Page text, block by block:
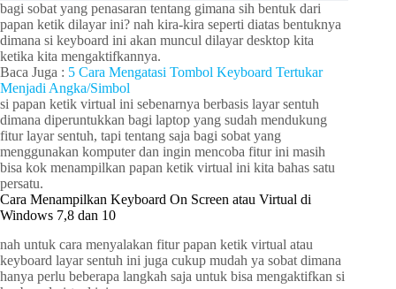
bagi sobat yang penasaran tentang gimana sih bentuk dari
papan ketik dilayar ini? nah kira-kira seperti diatas bentuknya
dimana si keyboard ini akan muncul dilayar desktop kita
ketika kita mengaktifkannya.
Baca Juga : 5 Cara Mengatasi Tombol Keyboard Tertukar
Menjadi Angka/Simbol
si papan ketik virtual ini sebenarnya berbasis layar sentuh
dimana diperuntukkan bagi laptop yang sudah mendukung
fitur layar sentuh, tapi tentang saja bagi sobat yang
menggunakan komputer dan ingin mencoba fitur ini masih
bisa kok menampilkan papan ketik virtual ini kita bahas satu
persatu.
Cara Menampilkan Keyboard On Screen atau Virtual di
Windows 7,8 dan 10
nah untuk cara menyalakan fitur papan ketik virtual atau
keyboard layar sentuh ini juga cukup mudah ya sobat dimana
hanya perlu beberapa langkah saja untuk bisa mengaktifkan si